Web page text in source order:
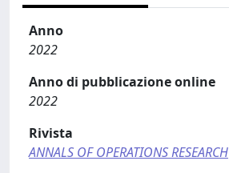
Anno
2022
Anno di pubblicazione online
2022
Rivista
ANNALS OF OPERATIONS RESEARCH